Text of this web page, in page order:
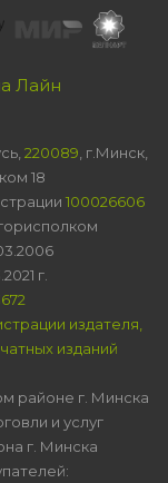
Лайн
220089 , г.Минск,
18
100026606
г.
издателя,
изданий
районе г. Минска
и услуг
г. Минска